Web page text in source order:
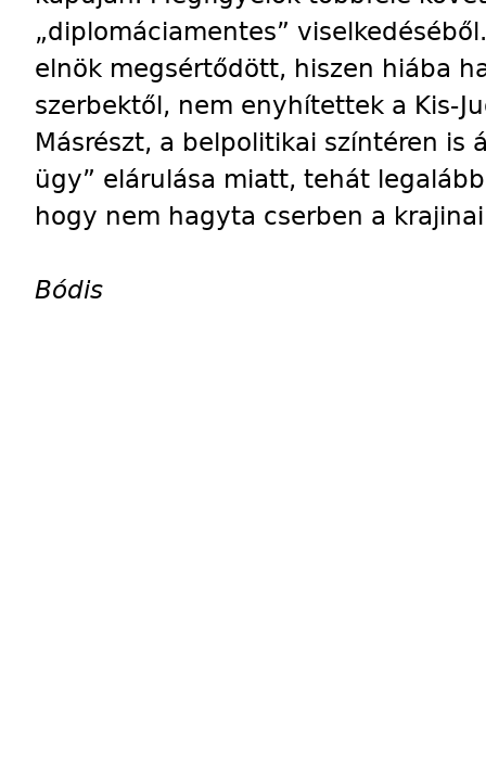
„diplomáciamentes”
elnök megsértődött, hiszen hiába
szerbektől, nem enyhítettek a Kis-
Másrészt, a belpolitikai színtéren is
ügy” elárulása miatt, tehát
hogy nem hagyta cserben a
Bódis